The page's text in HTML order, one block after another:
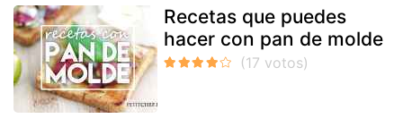
Recetas que puedes
hacer con pan de molde